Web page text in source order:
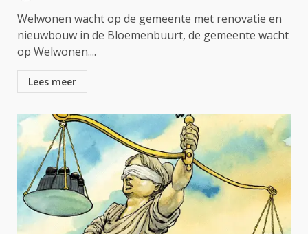
Welwonen wacht op de gemeente met renovatie en
nieuwbouw in de Bloemenbuurt, de gemeente wacht
op Welwonen....
Lees meer